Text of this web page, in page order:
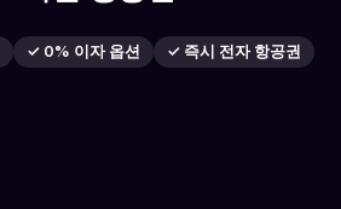
✓ 0% 이자 옵션 ✓ 즉시 전자 항공권